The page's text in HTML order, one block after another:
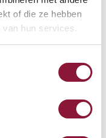
of die ze hebben
hun services.
?